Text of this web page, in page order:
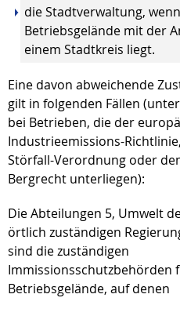
die Stadtverwaltung,
Betriebsgelände mit der
einem Stadtkreis liegt.
Eine davon abweichende
gilt in folgenden Fällen
bei Betrieben, die der
Industrieemissions-
Störfall-Verordnung oder
Bergrecht unterliegen):
Die Abteilungen 5, Umwelt
örtlich zuständigen
sind die zuständigen
Immissionsschutzbehörden
Betriebsgelände, auf denen